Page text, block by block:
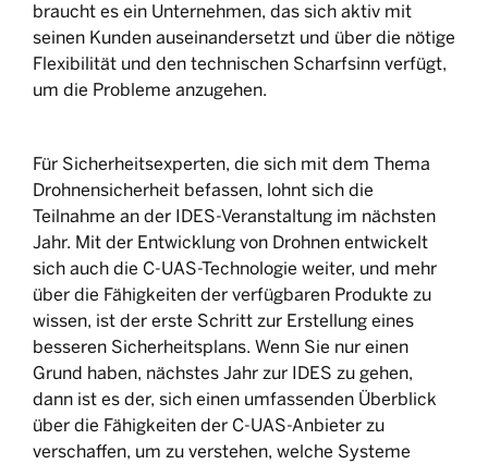
braucht es ein Unternehmen, das sich aktiv mit
seinen Kunden auseinandersetzt und über die nötige
Flexibilität und den technischen Scharfsinn verfügt,
um die Probleme anzugehen.
Für Sicherheitsexperten, die sich mit dem Thema
Drohnensicherheit befassen, lohnt sich die
Teilnahme an der IDES-Veranstaltung im nächsten
Jahr. Mit der Entwicklung von Drohnen entwickelt
sich auch die C-UAS-Technologie weiter, und mehr
über die Fähigkeiten der verfügbaren Produkte zu
wissen, ist der erste Schritt zur Erstellung eines
besseren Sicherheitsplans. Wenn Sie nur einen
Grund haben, nächstes Jahr zur IDES zu gehen,
dann ist es der, sich einen umfassenden Überblick
über die Fähigkeiten der C-UAS-Anbieter zu
verschaffen, um zu verstehen, welche Systeme